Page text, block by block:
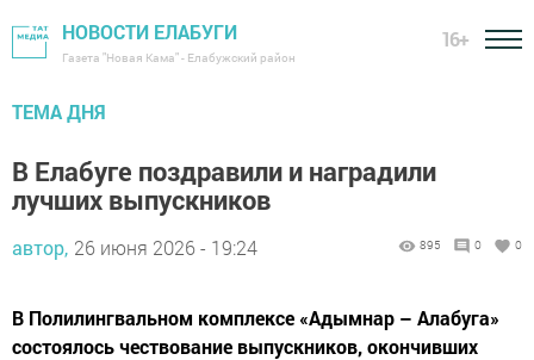
НОВОСТИ ЕЛАБУГИ
Газета "Новая Кама" - Елабужский район
16+
ТЕМА ДНЯ
В Елабуге поздравили и наградили
лучших выпускников
автор, 26 июня 2026 - 19:24 895 0 0
В Полилингвальном комплексе «Адымнар – Алабуга»
состоялось чествование выпускников, окончивших